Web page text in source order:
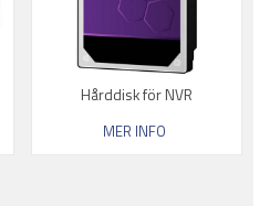
Hårddisk för NVR
MER INFO